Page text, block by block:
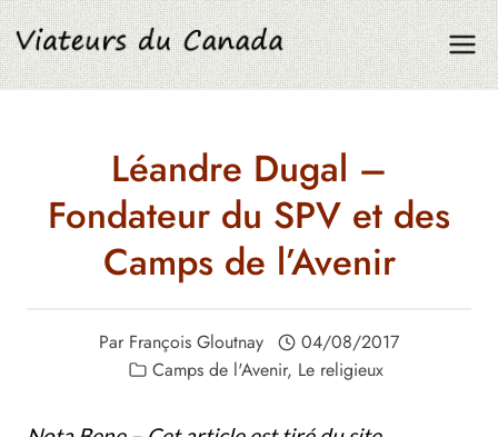
Aller
au
contenu
Léandre Dugal –
Fondateur du SPV et des
Camps de l’Avenir
Par François Gloutnay
04/08/2017
Camps de l'Avenir, Le religieux